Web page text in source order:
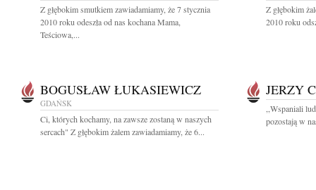
Z głębokim smutkiem zawiadamiamy, że 7 stycznia
2010 roku odeszła od nas kochana Mama,
Teściowa,...
Z głębokim
2010 roku
BOGUSŁAW ŁUKASIEWICZ
GDAŃSK
Ci, których kochamy, na zawsze zostaną w naszych
sercach" Z głębokim żalem zawiadamiamy, że 6...
JERZY
,,Wspaniali
pozostają w